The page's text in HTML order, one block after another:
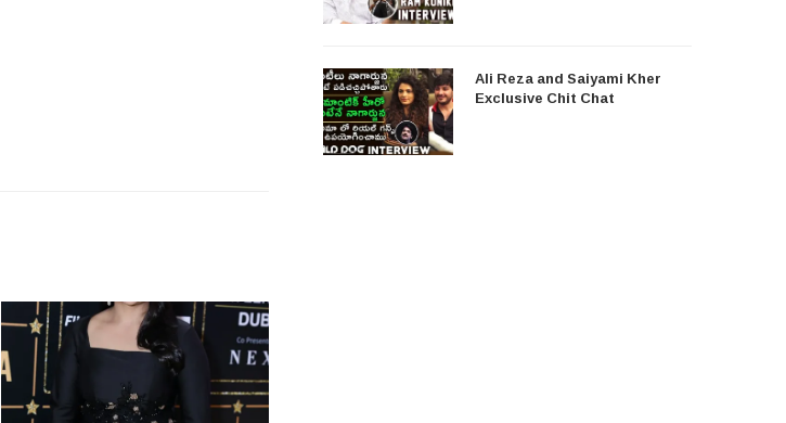
Ali Reza and Saiyami Kher
Exclusive Chit Chat